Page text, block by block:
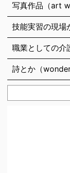
写真作品（art
技能実習の現場
職業としての
詩とか（